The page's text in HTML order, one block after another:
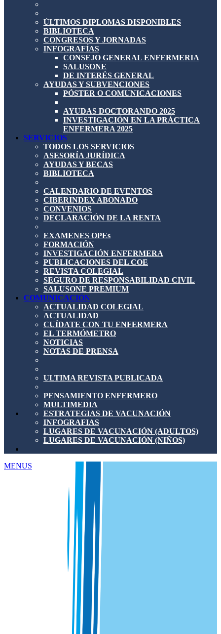
ÚLTIMOS DIPLOMAS DISPONIBLES
BIBLIOTECA
CONGRESOS Y JORNADAS
INFOGRAFÍAS
CONSEJO GENERAL ENFERMERIA
SALUSONE
DE INTERÉS GENERAL
AYUDAS Y SUBVENCIONES
PÓSTER O COMUNICACIONES
AYUDAS DOCTORANDO 2025
INVESTIGACIÓN EN LA PRÁCTICA
ENFERMERA 2025
SERVICIOS
TODOS LOS SERVICIOS
ASESORÍA JURÍDICA
AYUDAS Y BECAS
BIBLIOTECA
CALENDARIO DE EVENTOS
CIBERINDEX ABONADO
CONVENIOS
DECLARACIÓN DE LA RENTA
EXAMENES OPEs
FORMACIÓN
INVESTIGACIÓN ENFERMERA
PUBLICACIONES DEL COE
REVISTA COLEGIAL
SEGURO DE RESPONSABILIDAD CIVIL
SALUSONE PREMIUM
COMUNICACIÓN
ACTUALIDAD COLEGIAL
ACTUALIDAD
CUÍDATE CON TU ENFERMERA
EL TERMÓMETRO
NOTICIAS
NOTAS DE PRENSA
ULTIMA REVISTA PUBLICADA
PENSAMIENTO ENFERMERO
MULTIMEDIA
ESTRATEGIAS DE VACUNACIÓN
INFOGRAFIAS
LUGARES DE VACUNACIÓN (ADULTOS)
LUGARES DE VACUNACIÓN (NIÑOS)
MENUS